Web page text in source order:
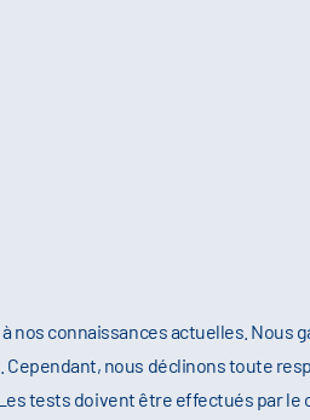
connaissances actuelles. Nous
nous déclinons toute
tests doivent être effectués par